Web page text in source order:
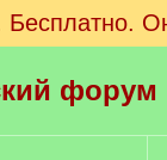
Бесплатно.